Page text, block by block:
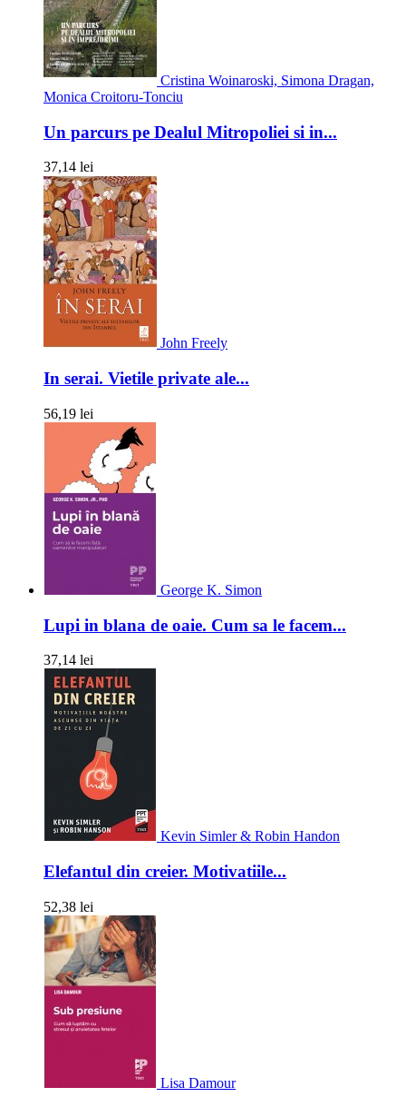
Cristina Woinaroski, Simona Dragan,
Monica Croitoru-Tonciu
Un parcurs pe Dealul Mitropoliei si in...
37,14 lei
John Freely
In serai. Vietile private ale...
56,19 lei
George K. Simon
Lupi in blana de oaie. Cum sa le facem...
37,14 lei
Kevin Simler & Robin Handon
Elefantul din creier. Motivatiile...
52,38 lei
Lisa Damour